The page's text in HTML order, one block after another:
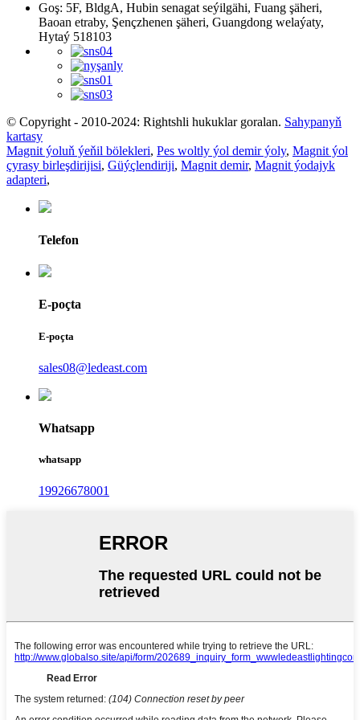
Goş: 5F, BldgA, Hubin senagat seýilgähi, Fuang şäheri,
Baoan etraby, Şençzhenen şäheri, Guangdong welaýaty,
Hytaý 518103
© Copyright - 2010-2024: Rightshli hukuklar goralan. Sahypanyň
kartasy
Magnit ýoluň ýeňil bölekleri, Pes woltly ýol demir ýoly, Magnit ýol
çyrasy birleşdirijisi, Güýçlendiriji, Magnit demir, Magnit ýodajyk
adapteri,
Telefon
E-poçta
E-poçta
sales08@ledeast.com
Whatsapp
whatsapp
19926678001